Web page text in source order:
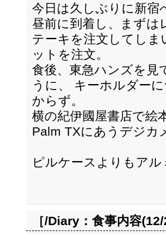
今日は久しぶりに新宿
昼前に到着し、まず
テーキを注文してし
ットを注文。
食後、東急ハンズを見
うに、 キーホルダー
からず。
横の紀伊國屋書店で絵
Palm TXにあうデジカ
ピルケースよりもア
［/Diary： 食事内容(12/